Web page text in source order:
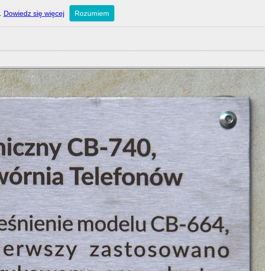
Dowiedz się więcej Rozumiem